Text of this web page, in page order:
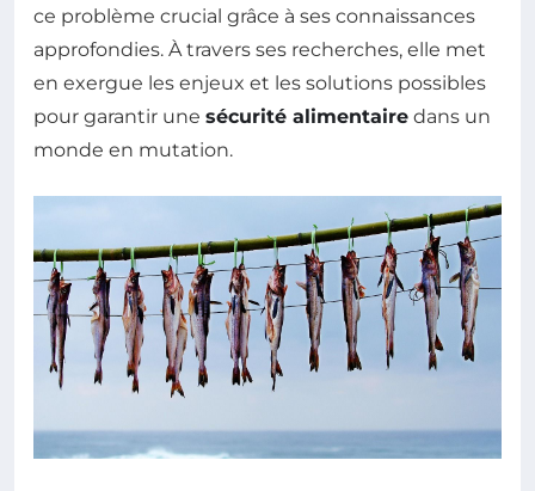
ce problème crucial grâce à ses connaissances
approfondies. À travers ses recherches, elle met
en exergue les enjeux et les solutions possibles
pour garantir une sécurité alimentaire dans un
monde en mutation.